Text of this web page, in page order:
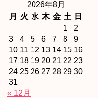
2026年8月
月
火 水 木 金 土
日
1
2
3
4 5 6 7 8
9
10 11 12 13 14 15 16
17 18 19 20 21 22 23
24 25 26 27 28 29 30
31
« 12月